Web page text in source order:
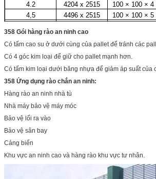
4.2
4204 x 2515 100 × 100 × 4
4,5
4496 x 2515 100 × 100 × 5
358 Gói hàng rào an ninh cao
Có tấm cao su ở dưới cùng của pallet để tránh các
Có 4 góc kim loại để giữ cho pallet mạnh hơn.
Có tấm kim loại dưới băng nhựa để giảm áp suất của
358 Ứng dụng rào chắn an ninh:
Hàng rào an ninh nhà tù
Nhà máy bảo vệ máy móc
Bảo vệ lối ra vào
Bảo vệ sân bay
Cảng biển
Khu vực an ninh cao và hàng rào khu vực tư nhân.